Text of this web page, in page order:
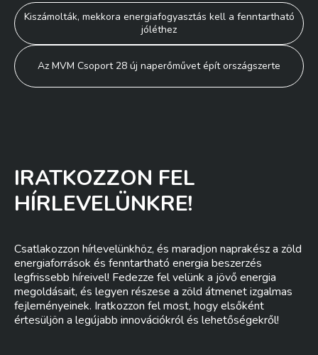
Bejegyzés
navigáció
Kiszámolták, mekkora energiafogyasztás kell a fenntartható
jóléthez
Az MVM Csoport 28 új naperőművet épít országszerte
IRATKOZZON FEL
HÍRLEVELÜNKRE!
Csatlakozzon hírlevelünkhöz, és maradjon naprakész a zöld
energiaforrások és fenntartható energia beszerzés
legfrissebb híreivel! Fedezze fel velünk a jövő energia
megoldásait, és legyen részese a zöld átmenet izgalmas
fejleményeinek. Iratkozzon fel most, hogy elsőként
értesüljön a legújabb innovációkról és lehetőségekről!